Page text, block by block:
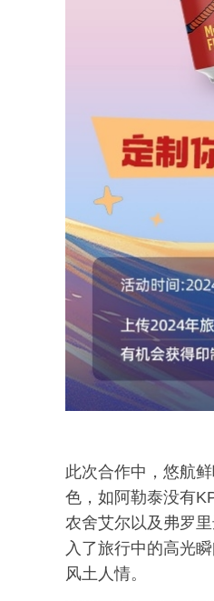
此次合作中，悠航
色，如阿勒泰没有
农舍艾尔以及弗罗
入了旅行中的高光
风土人情。